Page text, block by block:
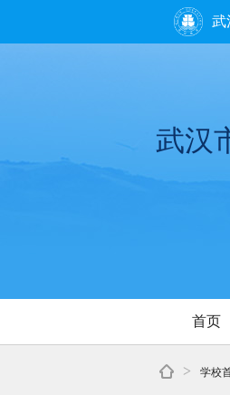
武
武汉
首页
> 学校